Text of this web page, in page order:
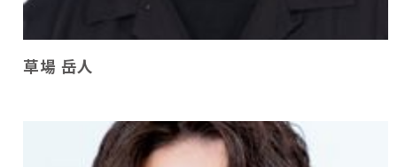
草場 岳人